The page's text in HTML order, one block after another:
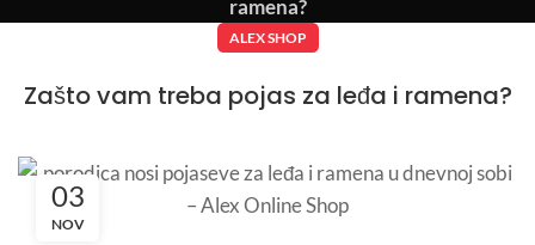
ramena?
ALEX SHOP
Zašto vam treba pojas za leđa i ramena?
03
NOV